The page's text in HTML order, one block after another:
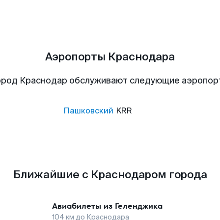
Аэропорты Краснодара
Краснодар обслуживают следующие
Пашковский KRR
Ближайшие с Краснодаром города
Авиабилеты из Геленджика
104 км до Краснодара